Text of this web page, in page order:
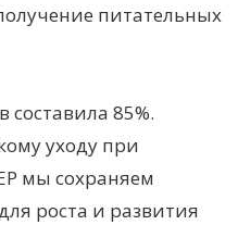
питательных
85%.
уходу при
мы сохраняем
роста и развития